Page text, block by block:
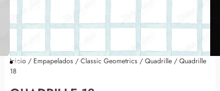
Inicio / Empapelados / Classic Geometrics / Quadrille / Quadrille
18